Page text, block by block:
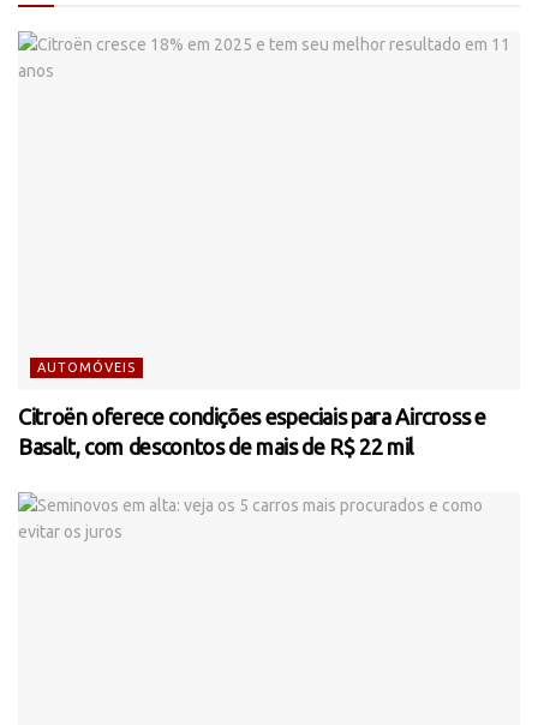
AUTOMÓVEIS
Citroën oferece condições especiais para Aircross e
Basalt, com descontos de mais de R$ 22 mil